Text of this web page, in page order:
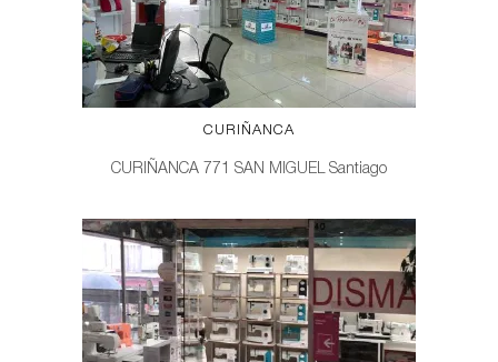
CURIÑANCA
CURIÑANCA 771 SAN MIGUEL Santiago